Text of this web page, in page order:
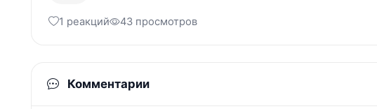
1 реакций 43 просмотров
Комментарии